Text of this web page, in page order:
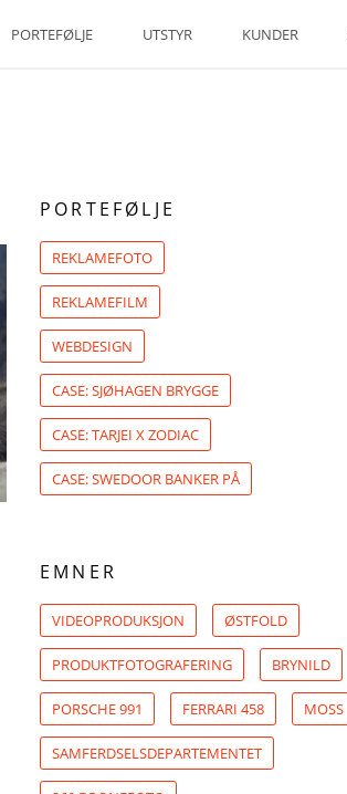
PORTEFØLJE UTSTYR KUNDER
PORTEFØLJE
REKLAMEFOTO
REKLAMEFILM
WEBDESIGN
CASE: SJØHAGEN BRYGGE
CASE: TARJEI X ZODIAC
CASE: SWEDOOR BANKER PÅ
EMNER
VIDEOPRODUKSJON ØSTFOLD
PRODUKTFOTOGRAFERING BRYNILD
PORSCHE 991 FERRARI 458 MOSS
SAMFERDSELSDEPARTEMENTET